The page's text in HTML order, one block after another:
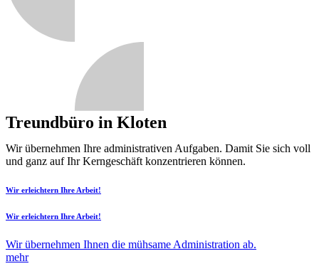
Treundbüro in Kloten
Wir übernehmen Ihre administrativen Aufgaben. Damit Sie sich voll
und ganz auf Ihr Kerngeschäft konzentrieren können.
Wir erleichtern Ihre Arbeit!
Wir erleichtern Ihre Arbeit!
Wir übernehmen Ihnen die mühsame Administration ab.
mehr